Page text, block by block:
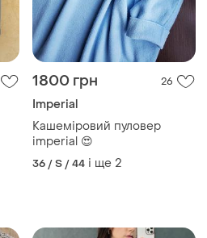
1800 грн 26
Imperial
Кашеміровий пуловер
imperial 😍
36 / S / 44 і ще 2